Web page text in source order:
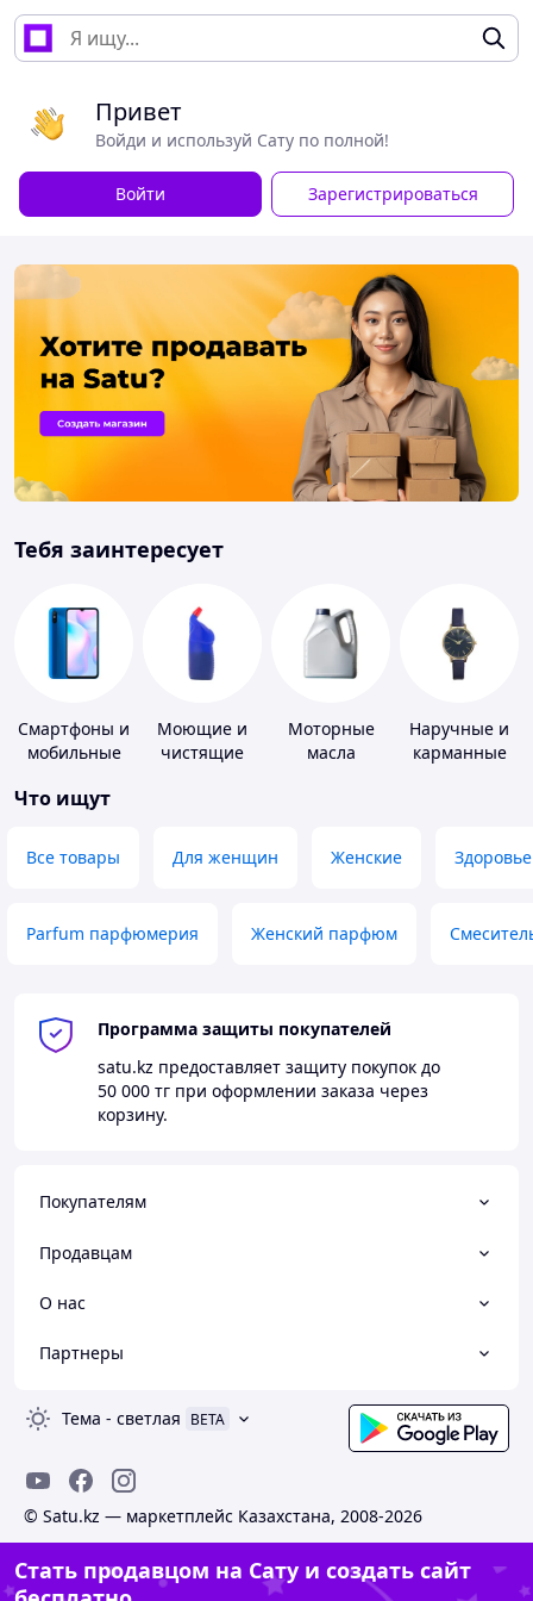
Привет
Войди и используй Сату по полной!
Войти Зарегистрироваться
Тебя заинтересует
Смартфоны и
мобильные
Моющие и
чистящие
Моторные
масла
Наручные и
карманные
Что ищут
Все товары Для женщин Женские Здоровье
Parfum парфюмерия Женский парфюм
Программа защиты покупателей
satu.kz предоставляет защиту покупок до
50 000 тг при оформлении заказа через
корзину.
Покупателям
Продавцам
О нас
Партнеры
Тема - светлая BETA
© Satu.kz — маркетплейс Казахстана, 2008-2026
Стать продавцом на Сату и создать сайт